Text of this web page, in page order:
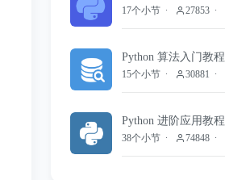
17个小节 27853
Python 算法入门教程
15个小节 30881
Python 进阶应用教程
38个小节 74848